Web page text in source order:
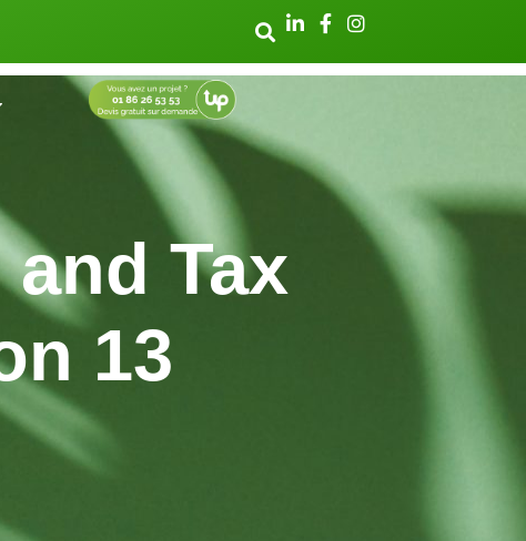
Tax
13